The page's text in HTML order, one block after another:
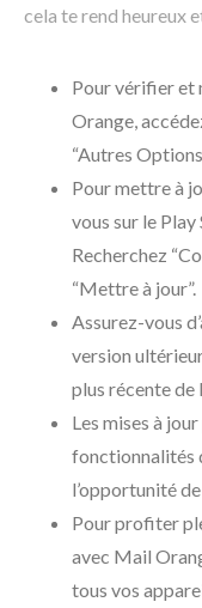
cela te rend heureux
Pour vérifier et
Orange,
“Autres
Pour mettre à
vous sur le Play
Recherchez
“Mettre à jour”.
Assurez-vous
version
plus récente de
Les mises à
fonctionnalités
l’opportunité
Pour profiter
avec Mail
tous vos